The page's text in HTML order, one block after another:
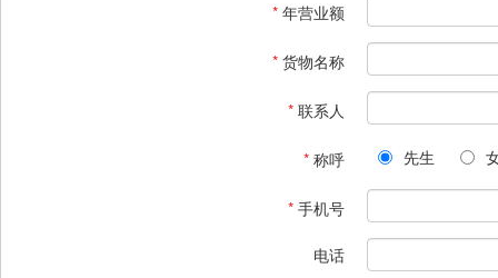
* 年营业额
* 货物名称
* 联系人
* 称呼 先生
* 手机号
电话